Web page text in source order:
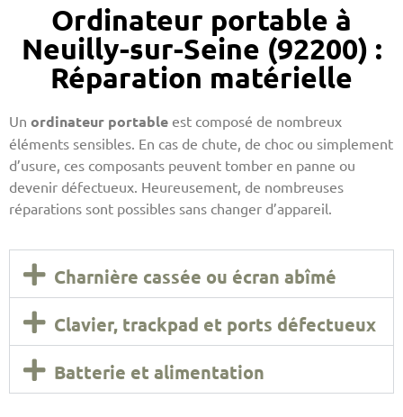
Ordinateur portable à
Neuilly-sur-Seine (92200) :
Réparation matérielle
Un ordinateur portable est composé de nombreux
éléments sensibles. En cas de chute, de choc ou simplement
d’usure, ces composants peuvent tomber en panne ou
devenir défectueux. Heureusement, de nombreuses
réparations sont possibles sans changer d’appareil.
Charnière cassée ou écran abîmé
Clavier, trackpad et ports défectueux
Batterie et alimentation